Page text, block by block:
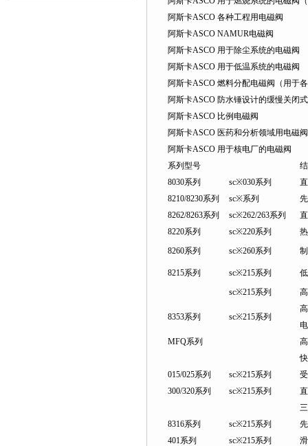
阿斯卡ASCO 各种工程用电磁阀
阿斯卡ASCO NAMUR电磁阀
阿斯卡ASCO 用于除尘系统的电磁阀
阿斯卡ASCO 用于低温系统的电磁阀
阿斯卡ASCO 燃料分配电磁阀（用于
阿斯卡ASCO 防水锤设计的缓慢关闭
阿斯卡ASCO 比例电磁阀
阿斯卡ASCO 医药和分析领域用电磁阀
阿斯卡ASCO 用于核电厂的电磁阀
系列型号
8030系列
sc※030系列
8210/8230系列
sc※系列
8262/8263系列
sc※262/263系列
8220系列
sc※220系列
8260系列
sc※260系列
8215系列 sc※215系列
sc※215系列
8353系列 sc※215系列
MFQ系列
015/025系列
sc※215系列
300/320系列
sc※215系列
8316系列
sc※215系列
401系列
sc※215系列